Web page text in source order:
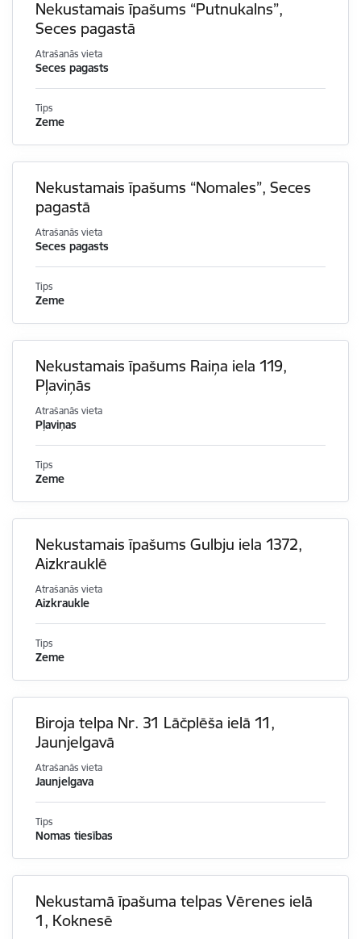
Nekustamais īpašums “Putnukalns”,
Seces pagastā
Atrašanās vieta
Seces pagasts
Tips
Zeme
Nekustamais īpašums “Nomales”, Seces
pagastā
Atrašanās vieta
Seces pagasts
Tips
Zeme
Nekustamais īpašums Raiņa iela 119,
Pļaviņās
Atrašanās vieta
Pļaviņas
Tips
Zeme
Nekustamais īpašums Gulbju iela 1372,
Aizkrauklē
Atrašanās vieta
Aizkraukle
Tips
Zeme
Biroja telpa Nr. 31 Lāčplēša ielā 11,
Jaunjelgavā
Atrašanās vieta
Jaunjelgava
Tips
Nomas tiesības
Nekustamā īpašuma telpas Vērenes ielā
1, Koknesē